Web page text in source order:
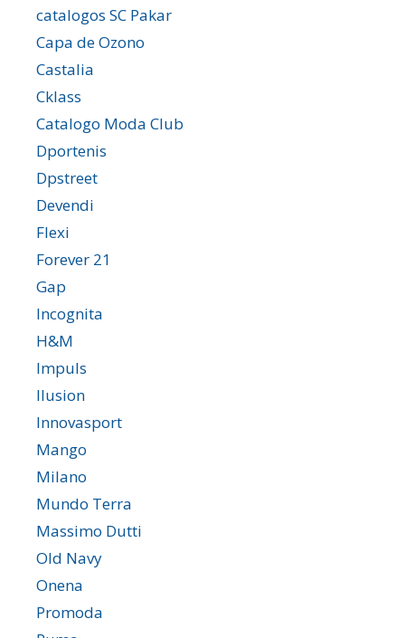
catalogos SC Pakar
Capa de Ozono
Castalia
Cklass
Catalogo Moda Club
Dportenis
Dpstreet
Devendi
Flexi
Forever 21
Gap
Incognita
H&M
Impuls
Ilusion
Innovasport
Mango
Milano
Mundo Terra
Massimo Dutti
Old Navy
Onena
Promoda